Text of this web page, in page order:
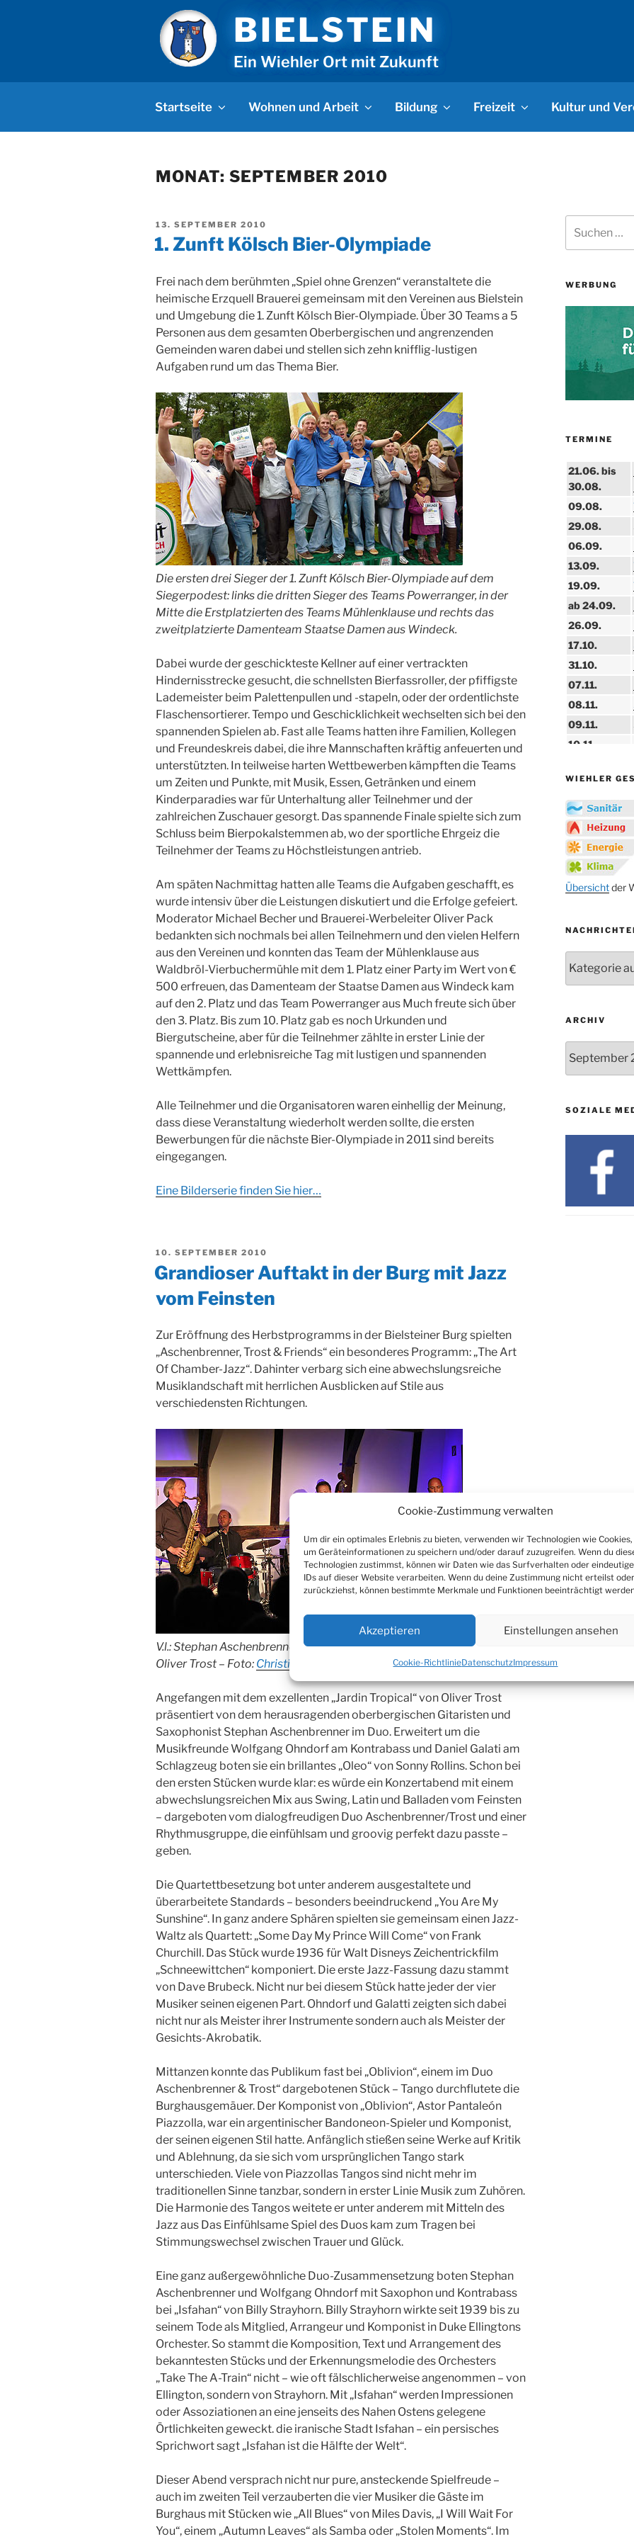
Cookie-Zustimmung verwalten
Um dir ein optimales Erlebnis zu bieten, verwenden wir Technologien wie Cookies,
um Geräteinformationen zu speichern und/oder darauf zuzugreifen. Wenn du
Technologien zustimmst, können wir Daten wie das Surfverhalten oder eindeutige
IDs auf dieser Website verarbeiten. Wenn du deine Zustimmung nicht erteilst oder
zurückziehst, können bestimmte Merkmale und Funktionen beeinträchtigt
Akzeptieren Einstellungen ansehen
Cookie-RichtlinieDatenschutzImpressum
BIELSTEIN
Ein Wiehler Ort mit Zukunft
Startseite Wohnen und Arbeit Bildung Freizeit Kultur und
MONAT: SEPTEMBER 2010
VERÖFFENTLICHT
AM
13. SEPTEMBER 2010
1. Zunft Kölsch Bier-Olympiade
Frei nach dem berühmten „Spiel ohne Grenzen“ veranstaltete die
heimische Erzquell Brauerei gemeinsam mit den Vereinen aus Bielstein
und Umgebung die 1. Zunft Kölsch Bier-Olympiade. Über 30 Teams a 5
Personen aus dem gesamten Oberbergischen und angrenzenden
Gemeinden waren dabei und stellen sich zehn knifflig-lustigen
Aufgaben rund um das Thema Bier.
Die ersten drei Sieger der 1. Zunft Kölsch Bier-Olympiade auf dem
Siegerpodest: links die dritten Sieger des Teams Powerranger, in der
Mitte die Erstplatzierten des Teams Mühlenklause und rechts das
zweitplatzierte Damenteam Staatse Damen aus Windeck.
Dabei wurde der geschickteste Kellner auf einer vertrackten
Hindernisstrecke gesucht, die schnellsten Bierfassroller, der pfiffigste
Lademeister beim Palettenpullen und -stapeln, oder der ordentlichste
Flaschensortierer. Tempo und Geschicklichkeit wechselten sich bei den
spannenden Spielen ab. Fast alle Teams hatten ihre Familien, Kollegen
und Freundeskreis dabei, die ihre Mannschaften kräftig anfeuerten und
unterstützten. In teilweise harten Wettbewerben kämpften die Teams
um Zeiten und Punkte, mit Musik, Essen, Getränken und einem
Kinderparadies war für Unterhaltung aller Teilnehmer und der
zahlreichen Zuschauer gesorgt. Das spannende Finale spielte sich zum
Schluss beim Bierpokalstemmen ab, wo der sportliche Ehrgeiz die
Teilnehmer der Teams zu Höchstleistungen antrieb.
Am späten Nachmittag hatten alle Teams die Aufgaben geschafft, es
wurde intensiv über die Leistungen diskutiert und die Erfolge gefeiert.
Moderator Michael Becher und Brauerei-Werbeleiter Oliver Pack
bedankten sich nochmals bei allen Teilnehmern und den vielen Helfern
aus den Vereinen und konnten das Team der Mühlenklause aus
Waldbröl-Vierbuchermühle mit dem 1. Platz einer Party im Wert von €
500 erfreuen, das Damenteam der Staatse Damen aus Windeck kam
auf den 2. Platz und das Team Powerranger aus Much freute sich über
den 3. Platz. Bis zum 10. Platz gab es noch Urkunden und
Biergutscheine, aber für die Teilnehmer zählte in erster Linie der
spannende und erlebnisreiche Tag mit lustigen und spannenden
Wettkämpfen.
Alle Teilnehmer und die Organisatoren waren einhellig der Meinung,
dass diese Veranstaltung wiederholt werden sollte, die ersten
Bewerbungen für die nächste Bier-Olympiade in 2011 sind bereits
eingegangen.
Eine Bilderserie finden Sie hier…
VERÖFFENTLICHT
AM
10. SEPTEMBER 2010
Grandioser Auftakt in der Burg mit Jazz
vom Feinsten
Zur Eröffnung des Herbstprogramms in der Bielsteiner Burg spielten
„Aschenbrenner, Trost & Friends“ ein besonderes Programm: „The Art
Of Chamber-Jazz“. Dahinter verbarg sich eine abwechslungsreiche
Musiklandschaft mit herrlichen Ausblicken auf Stile aus
verschiedensten Richtungen.
V.l.: Stephan Aschenbrenner, Daniel Galati, Wolfgang Ohndorf und
Oliver Trost – Foto: Christian Melzer
Angefangen mit dem exzellenten „Jardin Tropical“ von Oliver Trost
präsentiert von dem herausragenden oberbergischen Gitaristen und
Saxophonist Stephan Aschenbrenner im Duo. Erweitert um die
Musikfreunde Wolfgang Ohndorf am Kontrabass und Daniel Galati am
Schlagzeug boten sie ein brillantes „Oleo“ von Sonny Rollins. Schon bei
den ersten Stücken wurde klar: es würde ein Konzertabend mit einem
abwechslungsreichen Mix aus Swing, Latin und Balladen vom Feinsten
– dargeboten vom dialogfreudigen Duo Aschenbrenner/Trost und einer
Rhythmusgruppe, die einfühlsam und groovig perfekt dazu passte –
geben.
Die Quartettbesetzung bot unter anderem ausgestaltete und
überarbeitete Standards – besonders beeindruckend „You Are My
Sunshine“. In ganz andere Sphären spielten sie gemeinsam einen Jazz-
Waltz als Quartett: „Some Day My Prince Will Come“ von Frank
Churchill. Das Stück wurde 1936 für Walt Disneys Zeichentrickfilm
„Schneewittchen“ komponiert. Die erste Jazz-Fassung dazu stammt
von Dave Brubeck. Nicht nur bei diesem Stück hatte jeder der vier
Musiker seinen eigenen Part. Ohndorf und Galatti zeigten sich dabei
nicht nur als Meister ihrer Instrumente sondern auch als Meister der
Gesichts-Akrobatik.
Mittanzen konnte das Publikum fast bei „Oblivion“, einem im Duo
Aschenbrenner & Trost“ dargebotenen Stück – Tango durchflutete die
Burghausgemäuer. Der Komponist von „Oblivion“, Astor Pantaleón
Piazzolla, war ein argentinischer Bandoneon-Spieler und Komponist,
der seinen eigenen Stil hatte. Anfänglich stießen seine Werke auf Kritik
und Ablehnung, da sie sich vom ursprünglichen Tango stark
unterschieden. Viele von Piazzollas Tangos sind nicht mehr im
traditionellen Sinne tanzbar, sondern in erster Linie Musik zum Zuhören.
Die Harmonie des Tangos weitete er unter anderem mit Mitteln des
Jazz aus Das Einfühlsame Spiel des Duos kam zum Tragen bei
Stimmungswechsel zwischen Trauer und Glück.
Eine ganz außergewöhnliche Duo-Zusammensetzung boten Stephan
Aschenbrenner und Wolfgang Ohndorf mit Saxophon und Kontrabass
bei „Isfahan“ von Billy Strayhorn. Billy Strayhorn wirkte seit 1939 bis zu
seinem Tode als Mitglied, Arrangeur und Komponist in Duke Ellingtons
Orchester. So stammt die Komposition, Text und Arrangement des
bekanntesten Stücks und der Erkennungsmelodie des Orchesters
„Take The A-Train“ nicht – wie oft fälschlicherweise angenommen – von
Ellington, sondern von Strayhorn. Mit „Isfahan“ werden Impressionen
oder Assoziationen an eine jenseits des Nahen Ostens gelegene
Örtlichkeiten geweckt. die iranische Stadt Isfahan – ein persisches
Sprichwort sagt „Isfahan ist die Hälfte der Welt“.
Dieser Abend versprach nicht nur pure, ansteckende Spielfreude –
auch im zweiten Teil verzauberten die vier Musiker die Gäste im
Burghaus mit Stücken wie „All Blues“ von Miles Davis, „I Will Wait For
You“, einem „Autumn Leaves“ als Samba oder „Stolen Moments“. Im
nach:
WERBUNG
TERMINE
21.06. bis
30.08.
09.08.
29.08.
06.09.
13.09.
19.09.
ab 24.09.
26.09.
17.10.
31.10.
07.11.
08.11.
09.11.
10.11.
14.11.
15.11.
15.11.
27.11.
29.11.
06.12.
24.09. bis
10.12.
WIEHLER
Übersichtder
ARCHIV
SOZIALE